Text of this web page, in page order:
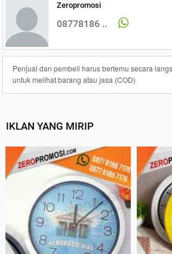
Zeropromosi
08778186 ..
Penjual dan pembeli harus bertemu secara
untuk melihat barang atau jasa (COD)
IKLAN YANG MIRIP